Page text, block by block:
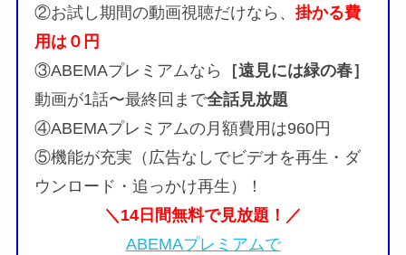
②お試し期間の動画視聴だけなら、 掛かる費
用は０円
③ABEMAプレミアムなら
［遠見には緑の春］
動画が1話〜最終回まで全話見放題
④ABEMAプレミアムの月額費用は960円
⑤機能が充実（広告なしでビデオを再生・ダ
ウンロード・追っかけ再生）！
＼14日間無料で見放題！／
ABEMAプレミアムで